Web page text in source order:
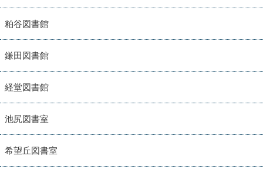
粕谷図書館
鎌田図書館
経堂図書館
池尻図書室
希望丘図書室